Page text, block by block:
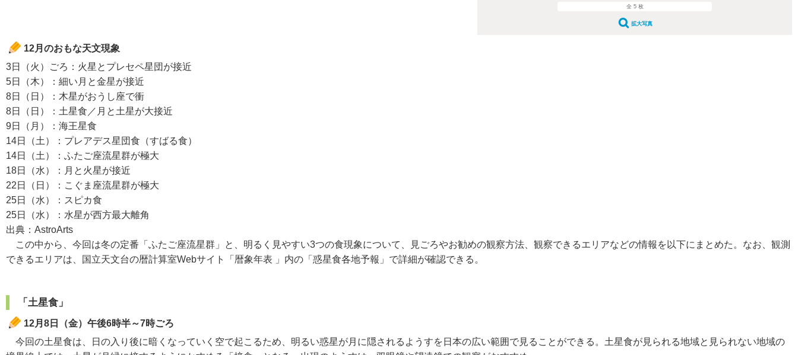
全 5 枚
拡大写真
12月のおもな天文現象
3日（火）ごろ：火星とプレセペ星団が接近
5日（木）：細い月と金星が接近
8日（日）：木星がおうし座で衝
8日（日）：土星食／月と土星が大接近
9日（月）：海王星食
14日（土）：プレアデス星団食（すばる食）
14日（土）：ふたご座流星群が極大
18日（水）：月と火星が接近
22日（日）：こぐま座流星群が極大
25日（水）：スピカ食
25日（水）：水星が西方最大離角
出典：AstroArts
この中から、今回は冬の定番「ふたご座流星群」と、明るく見やすい3つの食現象について、見ごろやお勧めの観察方法、観察できるエリアなどの情報を以下にまとめた。なお、観測
できるエリアは、国立天文台の暦計算室Webサイト「暦象年表 」内の「惑星食各地予報」で詳細が確認できる。
「土星食」
12月8日（金）午後6時半～7時ごろ
今回の土星食は、日の入り後に暗くなっていく空で起こるため、明るい惑星が月に隠されるようすを日本の広い範囲で見ることができる。土星食が見られる地域と見られない地域の